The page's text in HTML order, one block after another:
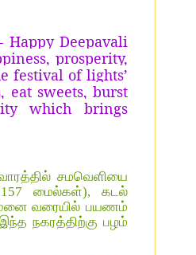
Happy Deepavali
prosperity,
festival of lights’
eat sweets, burst
which brings
சமவெளியை
(157 மைல்கள்), கடல்
முனை வரையில் பயணம்
நகரத்திற்கு பழம்